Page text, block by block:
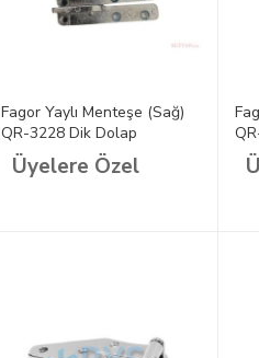
Fagor Yaylı Menteşe (Sağ)
QR-3228 Dik Dolap
Üyelere Özel